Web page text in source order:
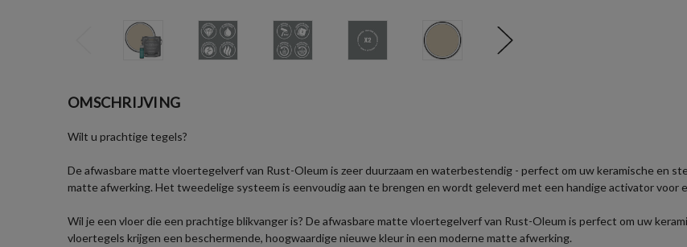
OMSCHRIJVING
Wilt u prachtige tegels?
De afwasbare matte vloertegelverf van Rust-Oleum is zeer duurzaam en waterbestendig - perfect om uw keramische en
matte afwerking. Het tweedelige systeem is eenvoudig aan te brengen en wordt geleverd met een handige activator voor
Wil je een vloer die een prachtige blikvanger is? De afwasbare matte vloertegelverf van Rust-Oleum is perfect om uw
vloertegels krijgen een beschermende, hoogwaardige nieuwe kleur in een moderne matte afwerking.